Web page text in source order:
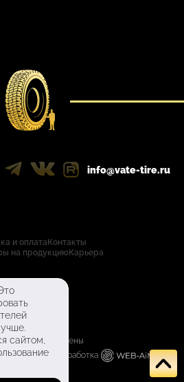
и оплата Контакты
на продукцию Карьера
info@vate-tire.ru
данных
права защищены
A.
Разработка
сайтом,